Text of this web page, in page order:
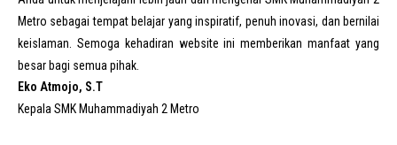
Metro sebagai tempat belajar yang inspiratif, penuh inovasi, dan bernilai
keislaman. Semoga kehadiran website ini memberikan manfaat yang
besar bagi semua pihak.
Eko Atmojo, S.T
Kepala SMK Muhammadiyah 2 Metro